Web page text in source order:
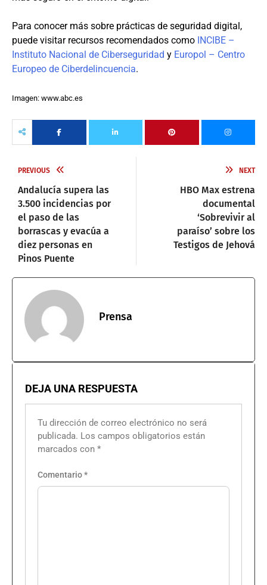
Para conocer más sobre prácticas de seguridad digital,
puede visitar recursos recomendados como INCIBE –
Instituto Nacional de Ciberseguridad y Europol – Centro
Europeo de Ciberdelincuencia.
Imagen: www.abc.es
PREVIOUS
Andalucía supera las
3.500 incidencias por
el paso de las
borrascas y evacúa a
diez personas en
Pinos Puente
NEXT
HBO Max estrena
documental
‘Sobrevivir al
paraíso’ sobre los
Testigos de Jehová
Prensa
DEJA UNA RESPUESTA
Tu dirección de correo electrónico no será
publicada. Los campos obligatorios están
marcados con *
Comentario*